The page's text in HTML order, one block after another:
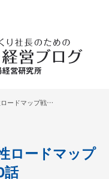
弊社ＨＰのコラム「生産性ロードマップ戦略」更新しました。370話
ロードマップ
話